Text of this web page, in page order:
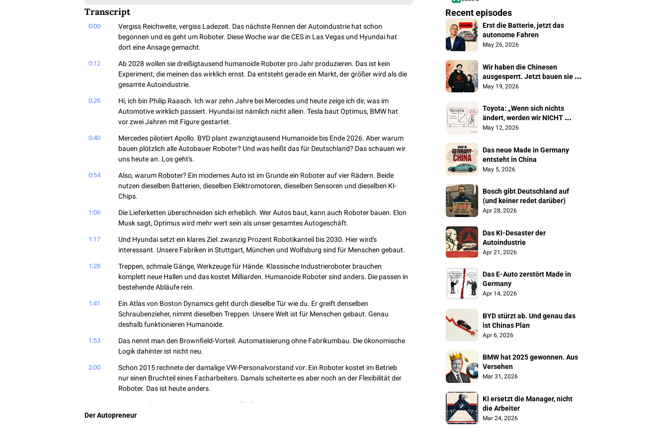
Transcript
0:00
Vergiss Reichweite, vergiss Ladezeit. Das nächste Rennen der Autoindustrie hat schon
begonnen und es geht um Roboter. Diese Woche war die CES in Las Vegas und Hyundai hat
dort eine Ansage gemacht.
0:12
Ab 2028 wollen sie dreißigtausend humanoide Roboter pro Jahr produzieren. Das ist kein
Experiment, die meinen das wirklich ernst. Da entsteht gerade ein Markt, der größer wird als die
gesamte Autoindustrie.
0:26
Hi, ich bin Philip Raasch. Ich war zehn Jahre bei Mercedes und heute zeige ich dir, was im
Automotive wirklich passiert. Hyundai ist nämlich nicht allein. Tesla baut Optimus, BMW hat
vor zwei Jahren mit Figure gestartet.
0:40
Mercedes pilotiert Apollo. BYD plant zwanzigtausend Humanoide bis Ende 2026. Aber warum
bauen plötzlich alle Autobauer Roboter? Und was heißt das für Deutschland? Das schauen wir
uns heute an. Los geht's.
0:54
Also, warum Roboter? Ein modernes Auto ist im Grunde ein Roboter auf vier Rädern. Beide
nutzen dieselben Batterien, dieselben Elektromotoren, dieselben Sensoren und dieselben KI-
Chips.
1:06
Die Lieferketten überschneiden sich erheblich. Wer Autos baut, kann auch Roboter bauen. Elon
Musk sagt, Optimus wird mehr wert sein als unser gesamtes Autogeschäft.
1:17
Und Hyundai setzt ein klares Ziel: zwanzig Prozent Robotikanteil bis 2030. Hier wird's
interessant. Unsere Fabriken in Stuttgart, München und Wolfsburg sind für Menschen gebaut.
1:28
Treppen, schmale Gänge, Werkzeuge für Hände. Klassische Industrieroboter brauchen
komplett neue Hallen und das kostet Milliarden. Humanoide Roboter sind anders. Die passen in
bestehende Abläufe rein.
1:41
Ein Atlas von Boston Dynamics geht durch dieselbe Tür wie du. Er greift denselben
Schraubenzieher, nimmt dieselben Treppen. Unsere Welt ist für Menschen gebaut. Genau
deshalb funktionieren Humanoide.
1:53
Das nennt man den Brownfield-Vorteil. Automatisierung ohne Fabrikumbau. Die ökonomische
Logik dahinter ist nicht neu.
2:00
Schon 2015 rechnete der damalige VW-Personalvorstand vor: Ein Roboter kostet im Betrieb
nur einen Bruchteil eines Facharbeiters. Damals scheiterte es aber noch an der Flexibilität der
Roboter. Das ist heute anders.
Ein deutscher Facharbeiter kostet etwa fünfundvierzig Euro pro Stunde, ein humanoider
Roboter im Komplettpaket zwölf bis fünfzehn Euro pro Stunde. Und das Ganze wird immer
Der Autopreneur
Recent episodes
Erst die Batterie, jetzt das
autonome Fahren
May 26, 2026
Wir haben die Chinesen
ausgesperrt. Jetzt bauen sie
unsere Autos
May 19, 2026
Toyota: „Wenn sich nichts
ändert, werden wir NICHT
überleben"
May 12, 2026
Das neue Made in Germany
entsteht in China
May 5, 2026
Bosch gibt Deutschland auf
(und keiner redet darüber)
Apr 28, 2026
Das KI-Desaster der
Autoindustrie
Apr 21, 2026
Das E-Auto zerstört Made in
Germany
Apr 14, 2026
BYD stürzt ab. Und genau das
ist Chinas Plan
Apr 6, 2026
BMW hat 2025 gewonnen. Aus
Versehen
Mar 31, 2026
KI ersetzt die Manager, nicht
die Arbeiter
Mar 24, 2026